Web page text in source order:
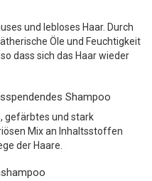
und lebloses Haar. Durch
Öle und Feuchtigkeit
dass sich das Haar wieder
Shampoo
gefärbtes und stark
Mix an Inhaltsstoffen
der Haare.